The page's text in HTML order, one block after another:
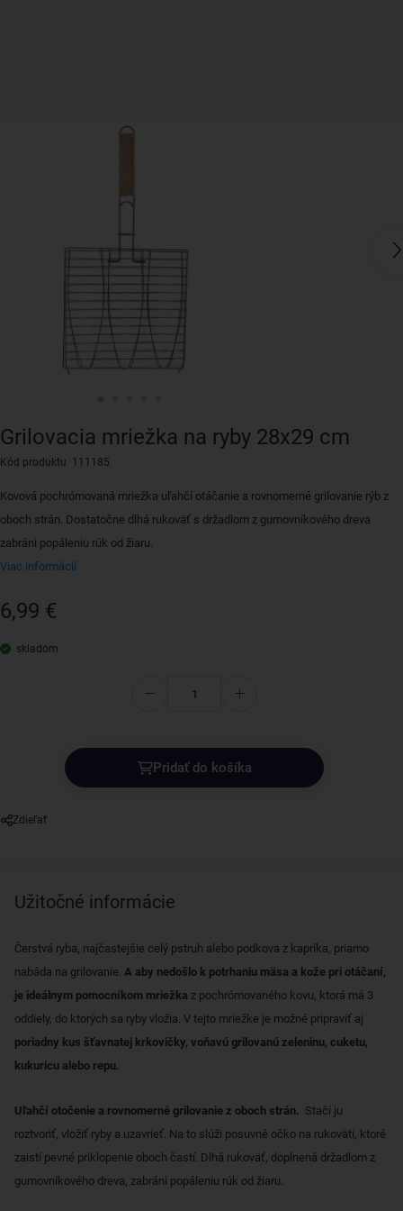
Grilovacia mriežka na ryby 28x29 cm
Kód produktu 111185
Kovová pochrómovaná mriežka uľahčí otáčanie a rovnomerné grilovanie rýb z
oboch strán. Dostatočne dlhá rukoväť s držadlom z gumovníkového dreva
zabráni popáleniu rúk od žiaru.
Viac informácií
6,99 €
skladom
Pridať do košíka
Zdieľať
Užitočné informácie
Čerstvá ryba, najčastejšie celý pstruh alebo podkova z kapríka, priamo
nabáda na grilovanie. A aby nedošlo k potrhaniu mäsa a kože pri otáčaní,
je ideálnym pomocníkom mriežka z pochrómovaného kovu, ktorá má 3
oddiely, do ktorých sa ryby vložia. V tejto mriežke je možné pripraviť aj
poriadny kus šťavnatej krkovičky, voňavú grilovanú zeleninu, cuketu,
kukuricu alebo repu.
Uľahčí otočenie a rovnomerné grilovanie z oboch strán. Stačí ju
roztvoriť, vložiť ryby a uzavrieť. Na to slúži posuvné očko na rukoväti, ktoré
zaistí pevné priklopenie oboch častí. Dlhá rukoväť, doplnená držadlom z
gumovníkového dreva, zabráni popáleniu rúk od žiaru.